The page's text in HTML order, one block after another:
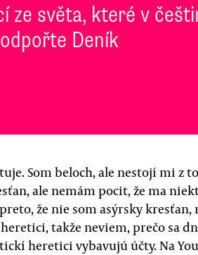
ze světa, které v
Deník
Som beloch, ale nestojí mi z
ale nemám pocit, že ma
že nie som asýrsky kresťan,
takže neviem, prečo sa
heretici vybavujú účty. Na